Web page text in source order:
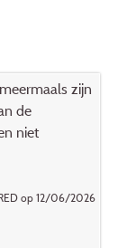
zijn
de
niet
op 12/06/2026